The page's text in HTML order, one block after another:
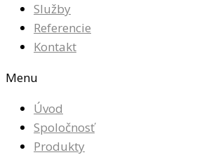
Služby
Referencie
Kontakt
Menu
Úvod
Spoločnosť
Produkty